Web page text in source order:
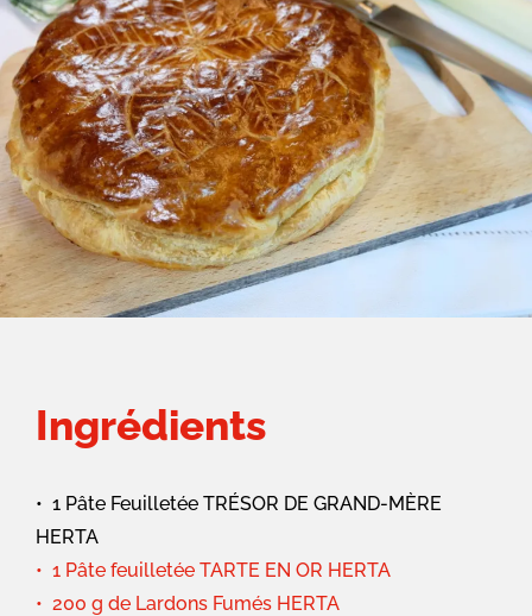
Ingrédients
1 Pâte Feuilletée TRÉSOR DE GRAND-MÈRE
HERTA
1 Pâte feuilletée TARTE EN OR HERTA
200 g de Lardons Fumés HERTA